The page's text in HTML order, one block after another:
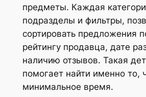
предметы. Каждая
подразделы и фильтры,
сортировать предложения
рейтингу продавца, дате
наличию отзывов. Такая
помогает найти именно то,
минимальное время.